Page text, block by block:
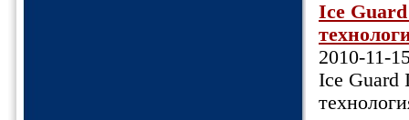
Ice
2010-11-
Ice Guard